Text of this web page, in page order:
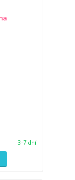
3-7 dní